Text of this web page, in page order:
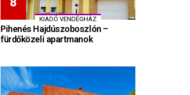
KIADÓ VENDÉGHÁZ
Pihenés Hajdúszoboszlón –
fürdőközeli apartmanok